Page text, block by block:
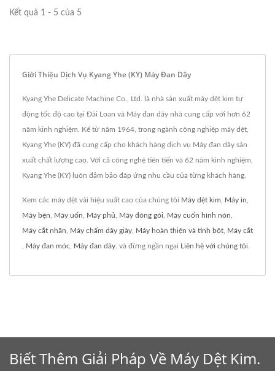
Kết quả 1 - 5 của 5
Giới Thiệu Dịch Vụ Kyang Yhe (KY) Máy Đan Dây
Kyang Yhe Delicate Machine Co., Ltd. là nhà sản xuất máy dệt kim tự
động tốc độ cao tại Đài Loan và Máy đan dây nhà cung cấp với hơn 62
năm kinh nghiệm. Kể từ năm 1964, trong ngành công nghiệp máy dệt,
Kyang Yhe (KY) đã cung cấp cho khách hàng dịch vụ Máy đan dây sản
xuất chất lượng cao. Với cả công nghệ tiên tiến và 62 năm kinh nghiệm,
Kyang Yhe (KY) luôn đảm bảo đáp ứng nhu cầu của từng khách hàng.
Xem các máy dệt vải hiệu suất cao của chúng tôi Máy dệt kim Máy in
Máy bện Máy uốn Máy phủ Máy đóng gói Máy cuốn hình nón
Máy cắt nhãn Máy chấm dây giày Máy hoàn thiện và tinh bột Máy cắt
Máy đan móc Máy đan dây. và đừng ngần ngại Liên hệ với chúng tôi
Biết Thêm Giải Pháp Về Máy Dệt Kim.